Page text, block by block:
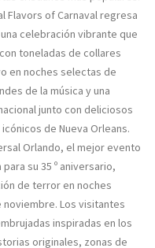
Flavors of Carnaval regresa
celebración vibrante que
toneladas de collares
en noches selectas de
de la música y una
junto con deliciosos
de Nueva Orleans.
Orlando, el mejor evento
su 35 º aniversario,
de terror en noches
Los visitantes
inspiradas en los
originales, zonas de